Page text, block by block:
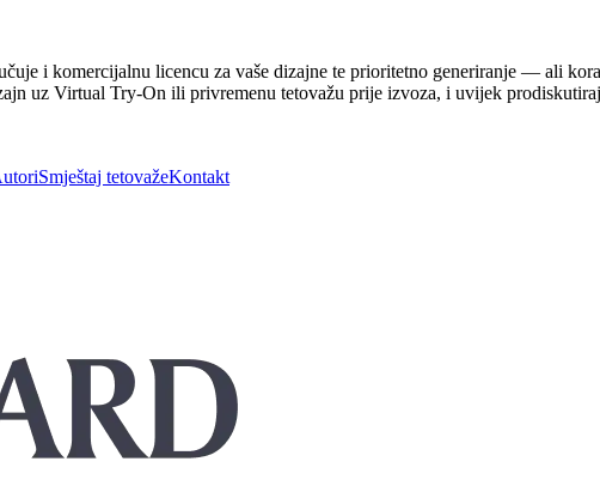
i komercijalnu licencu za vaše dizajne te prioritetno generiranje — ali
uz Virtual Try-On ili privremenu tetovažu prije izvoza, i uvijek
Smještaj tetovažeKontakt